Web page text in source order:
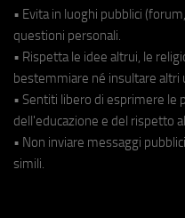
• Evita in luoghi pubblici
questioni personali.
• Rispetta le idee altrui, le
bestemmiare né insultare altri
• Sentiti libero di esprimere le
dell'educazione e del rispetto
• Non inviare messaggi
simili.